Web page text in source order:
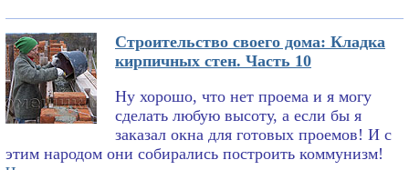
Строительство своего дома: Кладка
кирпичных стен. Часть 10
Ну хорошо, что нет проема и я могу
сделать любую высоту, а если бы я
заказал окна для готовых проемов! И с
этим народом они собирались построить коммунизм!